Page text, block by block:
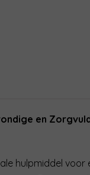
en
hulpmiddel voor